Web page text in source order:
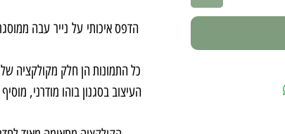
הדפס איכותי על נייר עבה
כל התמונות הן חלק מקולקציה
העיצוב בסגנון בוהו מודרני,